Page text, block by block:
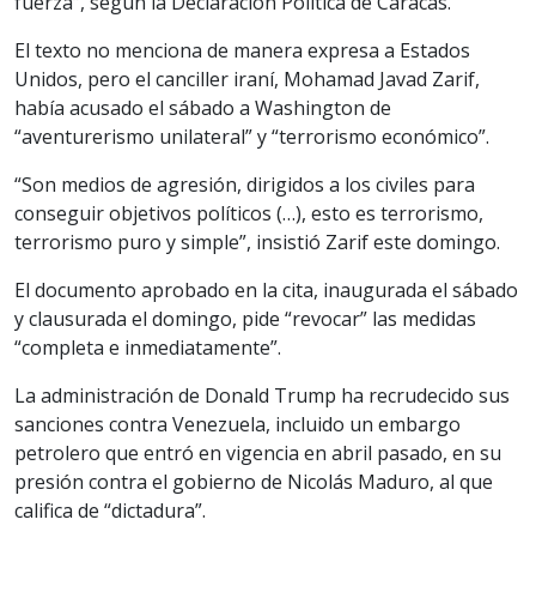
El texto no menciona de manera expresa a Estados
Unidos, pero el canciller iraní, Mohamad Javad Zarif,
había acusado el sábado a Washington de
“aventurerismo unilateral” y “terrorismo económico”.
“Son medios de agresión, dirigidos a los civiles para
conseguir objetivos políticos (…), esto es terrorismo,
terrorismo puro y simple”, insistió Zarif este domingo.
El documento aprobado en la cita, inaugurada el sábado
y clausurada el domingo, pide “revocar” las medidas
“completa e inmediatamente”.
La administración de Donald Trump ha recrudecido sus
sanciones contra Venezuela, incluido un embargo
petrolero que entró en vigencia en abril pasado, en su
presión contra el gobierno de Nicolás Maduro, al que
califica de “dictadura”.